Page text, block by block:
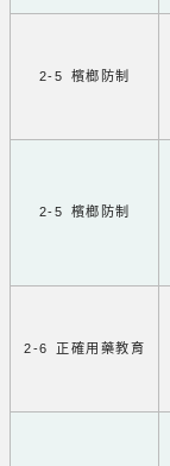
2-5 檳榔防制
2-5 檳榔防制
2-6 正確用藥教育